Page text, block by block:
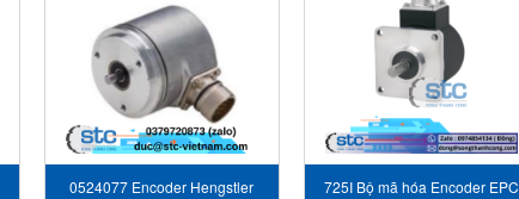
0524077 Encoder Hengstler 725I Bộ mã hóa Encoder EPC